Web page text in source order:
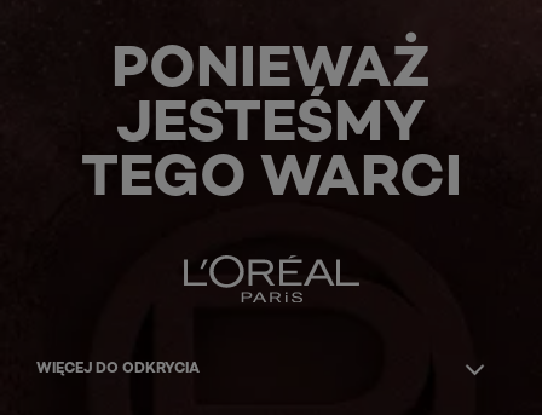
PONIEWAŻ
JESTEŚMY
TEGO WARCI
WIĘCEJ DO ODKRYCIA